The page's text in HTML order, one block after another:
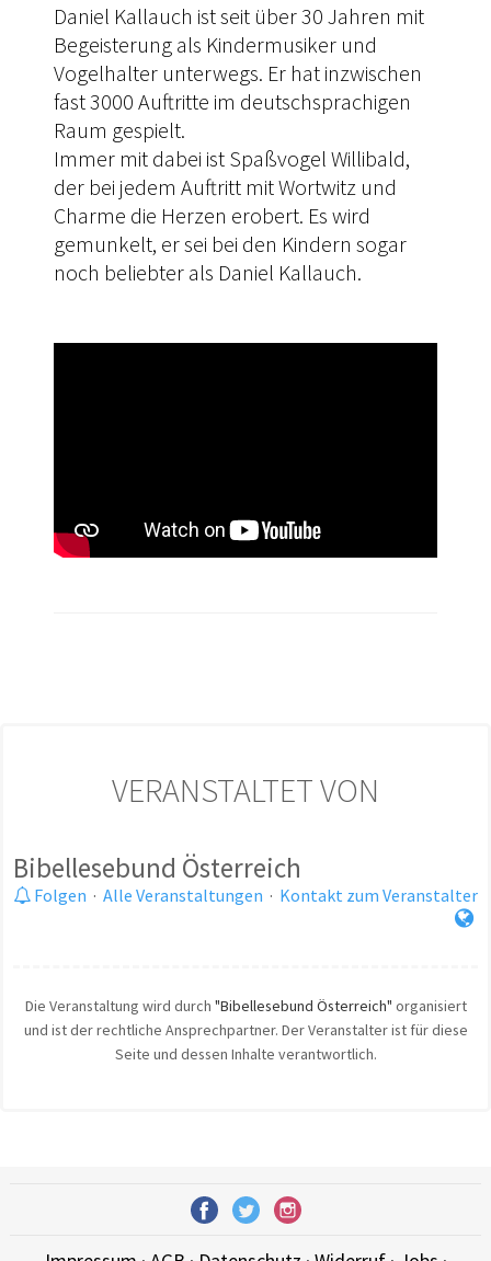
Daniel Kallauch ist seit über 30 Jahren mit
Begeisterung als Kindermusiker und
Vogelhalter unterwegs. Er hat inzwischen
fast 3000 Auftritte im deutschsprachigen
Raum gespielt.
Immer mit dabei ist Spaßvogel Willibald,
der bei jedem Auftritt mit Wortwitz und
Charme die Herzen erobert. Es wird
gemunkelt, er sei bei den Kindern sogar
noch beliebter als Daniel Kallauch.
VERANSTALTET VON
Bibellesebund Österreich
Folgen · Alle Veranstaltungen · Kontakt zum Veranstalter
Die Veranstaltung wird durch "Bibellesebund Österreich" organisiert
und ist der rechtliche Ansprechpartner. Der Veranstalter ist für diese
Seite und dessen Inhalte verantwortlich.